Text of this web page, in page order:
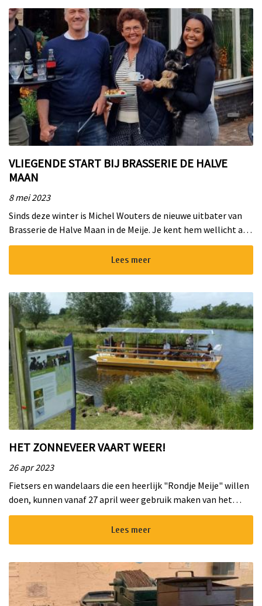
VLIEGENDE START BIJ BRASSERIE DE HALVE
MAAN
8 mei 2023
Sinds deze winter is Michel Wouters de nieuwe uitbater van
Brasserie de Halve Maan in de Meije. Je kent hem wellicht al
als de voormalige eigenaar van Strand Zomer in Nieuwkoop.
Lees meer
HET ZONNEVEER VAART WEER!
26 apr 2023
Fietsers en wandelaars die een heerlijk "Rondje Meije" willen
doen, kunnen vanaf 27 april weer gebruik maken van het
Zonneveer. De vrijwilligers hebben er weer zin in! ...
Lees meer